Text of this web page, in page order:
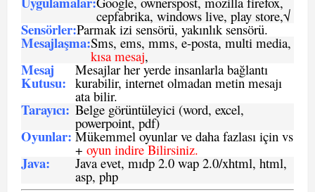
cepfabrika, windows live, play store,√
Sensörler:Parmak izi sensörü, yakınlık sensörü.
Mesajlaşma:Sms, ems, mms, e-posta, multi media,
kısa mesaj,
Mesaj
Kutusu:
Mesajlar her yerde insanlarla bağlantı
kurabilir, internet olmadan metin mesajı
ata bilir.
Tarayıcı: Belge görüntüleyici (word, excel,
powerpoint, pdf)
Oyunlar: Mükemmel oyunlar ve daha fazlası için vs
+ oyun indire Bilirsiniz.
Java: Java evet, mıdp 2.0 wap 2.0/xhtml, html,
asp, php